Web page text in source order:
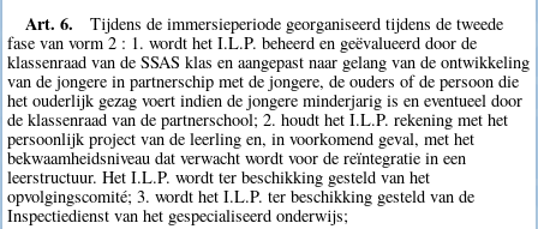
Art. 6.
Tijdens de immersieperiode georganiseerd tijdens de tweede
fase van vorm 2 : 1. wordt het I.L.P. beheerd en geëvalueerd door de
klassenraad van de SSAS klas en aangepast naar gelang van de ontwikkeling
van de jongere in partnerschip met de jongere, de ouders of de persoon die
het ouderlijk gezag voert indien de jongere minderjarig is en eventueel door
de klassenraad van de partnerschool; 2. houdt het I.L.P. rekening met het
persoonlijk project van de leerling en, in voorkomend geval, met het
bekwaamheidsniveau dat verwacht wordt voor de reïntegratie in een
leerstructuur. Het I.L.P. wordt ter beschikking gesteld van het
opvolgingscomité; 3. wordt het I.L.P. ter beschikking gesteld van de
Inspectiedienst van het gespecialiseerd onderwijs;